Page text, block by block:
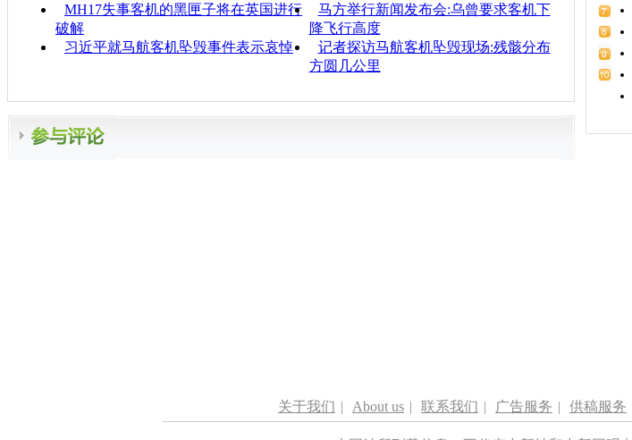
MH17失事客机的黑匣子将在英国进行
破解
马方举行新闻发布会:乌曾要求客机下
降飞行高度
习近平就马航客机坠毁事件表示哀悼
记者探访马航客机坠毁现场:残骸分布
方圆几公里
关于我们 | About us | 联系我们 | 广告服务 | 供稿服务